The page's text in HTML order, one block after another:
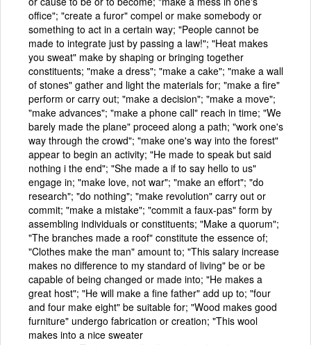
office"; "create a furor" compel or make somebody or
something to act in a certain way; "People cannot be
made to integrate just by passing a law!"; "Heat makes
you sweat" make by shaping or bringing together
constituents; "make a dress"; "make a cake"; "make a wall
of stones" gather and light the materials for; "make a fire"
perform or carry out; "make a decision"; "make a move";
"make advances"; "make a phone call" reach in time; "We
barely made the plane" proceed along a path; "work one's
way through the crowd"; "make one's way into the forest"
appear to begin an activity; "He made to speak but said
nothing i the end"; "She made a if to say hello to us"
engage in; "make love, not war"; "make an effort"; "do
research"; "do nothing"; "make revolution" carry out or
commit; "make a mistake"; "commit a faux-pas" form by
assembling individuals or constituents; "Make a quorum";
"The branches made a roof" constitute the essence of;
"Clothes make the man" amount to; "This salary increase
makes no difference to my standard of living" be or be
capable of being changed or made into; "He makes a
great host"; "He will make a fine father" add up to; "four
and four make eight" be suitable for; "Wood makes good
furniture" undergo fabrication or creation; "This wool
makes into a nice sweater